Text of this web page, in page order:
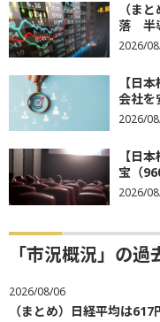
（ま
落 半
2026/
【日
会社を
2026/
【日
宝（
2026/
「市況概況」の
2026/08/06
（まとめ）日経平均は